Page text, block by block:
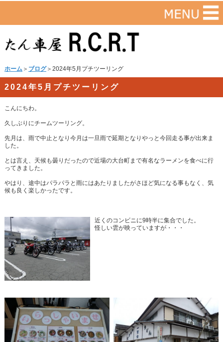
ホーム ＞ ブログ＞2024年5月プチツーリング
2024年5月プチツーリング
こんにちわ。
久しぶりにチームツーリング。
先月は、雨で中止となり今月は一旦雨で延期となりやっと今回走る事が出来ま
した。
とは言え、天候も曇りだったので近場の大台町まで有名なラーメンを食べに行
ってきました。
やはり、途中はパラパラと雨にはあたりましたがさほど気になる事もなく、気
候も良く楽しかったです。
近くのコンビニに9時半に集合でした。
怪しい雲が映っていますが・・・